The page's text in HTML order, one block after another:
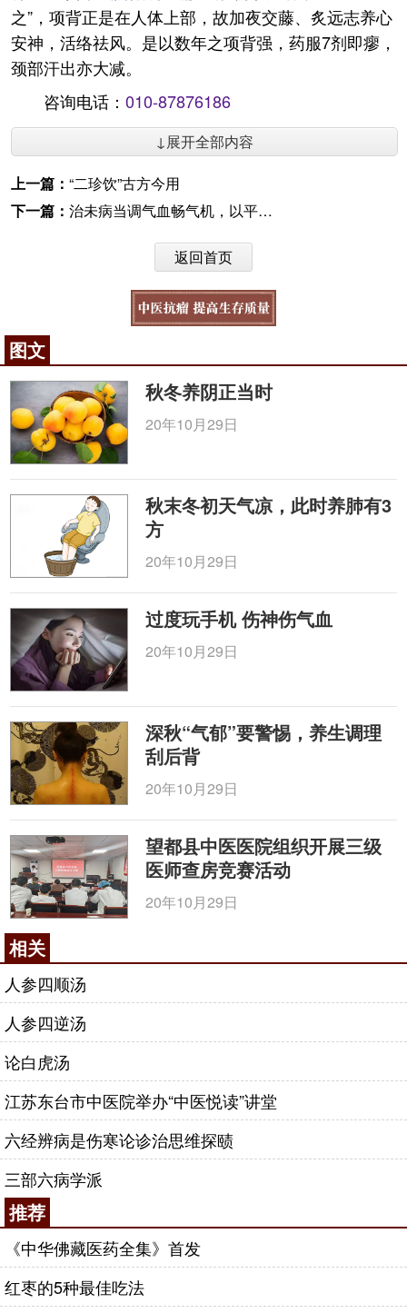
之”，项背正是在人体上部，故加夜交藤、炙远志养心
安神，活络祛风。是以数年之项背强，药服7剂即瘳，
颈部汗出亦大减。
咨询电话： 010-87876186
↓展开全部内容
上一篇： “二珍饮”古方今用
下一篇： 治未病当调气血畅气机，以平为期
返回首页
图文
秋冬养阴正当时
20年10月29日
秋末冬初天气凉，此时养肺有3
方
20年10月29日
过度玩手机 伤神伤气血
20年10月29日
深秋“气郁”要警惕，养生调理
刮后背
20年10月29日
望都县中医医院组织开展三级
医师查房竞赛活动
20年10月29日
相关
人参四顺汤
人参四逆汤
论白虎汤
江苏东台市中医院举办“中医悦读”讲堂
六经辨病是伤寒论诊治思维探赜
三部六病学派
推荐
《中华佛藏医药全集》首发
红枣的5种最佳吃法